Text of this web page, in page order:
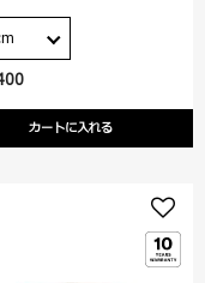
カートに入れる